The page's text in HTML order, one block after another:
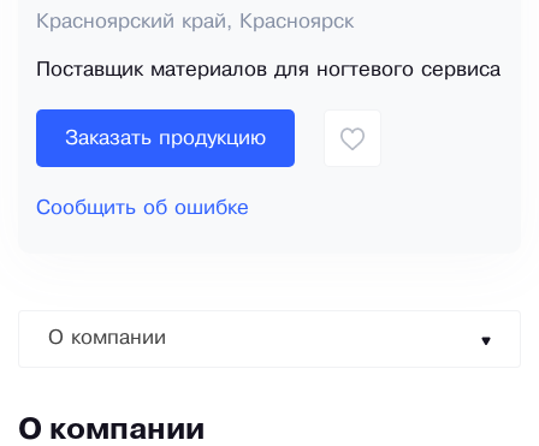
Красноярский край, Красноярск
Поставщик материалов для ногтевого сервиса
Заказать продукцию
Сообщить об ошибке
О компании
О компании